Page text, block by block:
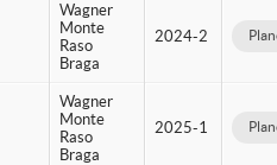
Wagner
Monte
Raso
Braga
2024-2
Wagner
Monte
Raso
Braga
2025-1